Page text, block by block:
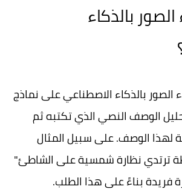
بالذكاء
الصور بالذكاء الاصطناعي على نماذج
الوصف النصي الذي تكتبه ثم
لهذا الوصف. على سبيل المثال
ترتدي نظارة شمسية على الشاطئ"
فريدة بناءً على هذا الطلب.